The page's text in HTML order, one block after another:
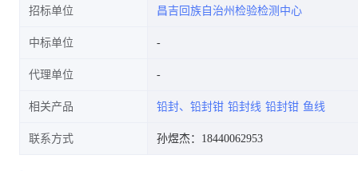
招标单位 昌吉回族自治州检验检测中心
中标单位
代理单位
相关产品 铅封、铅封钳 铅封线 铅封钳 鱼线
联系方式 孙煜杰：18440062953